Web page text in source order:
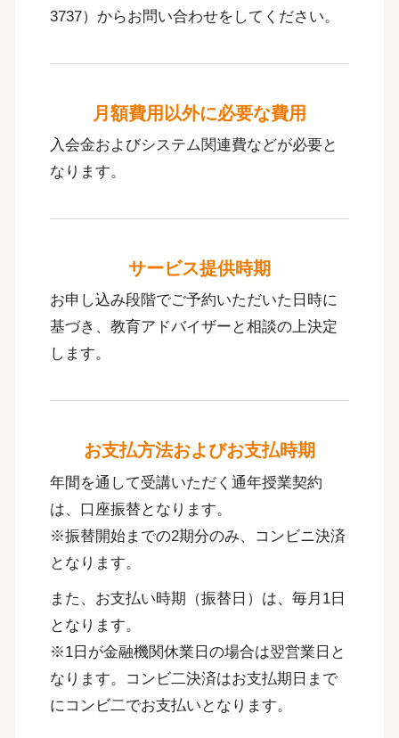
3737）からお問い合わせをしてください。
月額費用以外に必要な費用
入会金およびシステム関連費などが必要と
なります。
サービス提供時期
お申し込み段階でご予約いただいた日時に
基づき、教育アドバイザーと相談の上決定
します。
お支払方法およびお支払時期
年間を通して受講いただく通年授業契約
は、口座振替となります。
※振替開始までの2期分のみ、コンビニ決済
となります。
また、お支払い時期（振替日）は、毎月1日
となります。
※1日が金融機関休業日の場合は翌営業日と
なります。コンビ二決済はお支払期日まで
にコンビ二でお支払いとなります。